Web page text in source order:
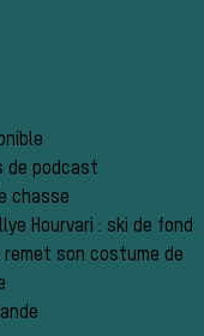
de la vènerie
de meute
chasse
de podcast
chasse
Hourvari : ski de fond
remet son costume de